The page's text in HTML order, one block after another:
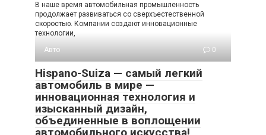
В наше время автомобильная промышленность
продолжает развиваться со сверхъестественной
скоростью. Компании создают инновационные
технологии,
Авто
0
Hispano-Suiza — самый легкий
автомобиль в мире —
инновационная технология и
изысканный дизайн,
объединенные в воплощении